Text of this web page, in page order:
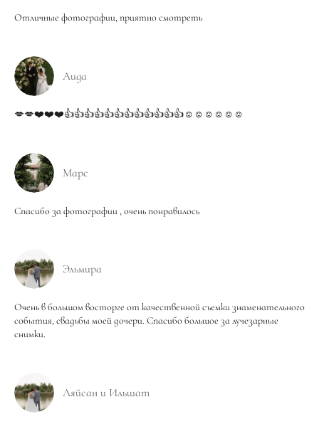
Отличные фотографии, приятно смотреть
Аида
💋💋❤️❤️❤️👍👍👍👍👍👍👍👍👍👍👍👍☺️☺️☺️☺️☺️☺️
Марс
Спасибо за фотографии , очень понравилось
Эльмира
Очень в большом восторге от качественной съемки знаменательного
события, свадьбы моей дочери. Спасибо большое за лучезарные
снимки.
Ляйсан и Ильшат